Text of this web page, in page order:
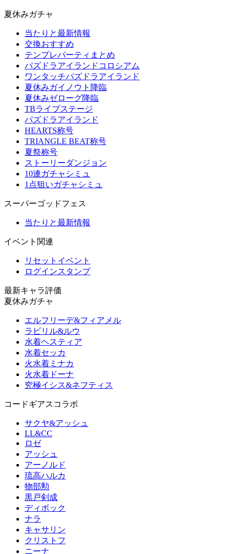
夏休みガチャ
当たりと最新情報
交換おすすめ
テンプレパーティまとめ
パズドラアイランドコロシアム
ワンタッチパズドラアイランド
夏休みガイノウト降臨
夏休みゼローグ降臨
TBライブステージ
パズドラアイランド
HEARTS称号
TRIANGLE BEAT称号
夏祭称号
ストーリーダンジョン
10連ガチャシミュ
1点狙いガチャシミュ
スーパーゴッドフェス
当たりと最新情報
イベント関連
リセットイベント
ログインスタンプ
最新キャラ評価
夏休みガチャ
エルフリーデ&フィアメル
ラビリル&ルウ
水着ヘスティア
水着セッカ
火水着ミナカ
火水着ドーナ
究極イシス&ネフティス
コードギアスコラボ
サクヤ&アッシュ
LL&CC
ロゼ
アッシュ
アーノルド
琉高ハルカ
物部勲
黒戸剣成
ディボック
ナラ
キャサリン
クリストフ
ニーナ